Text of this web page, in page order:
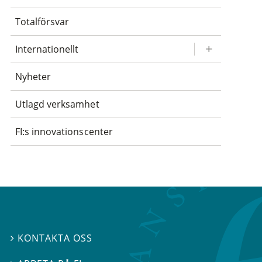
Totalförsvar
Internationellt
Nyheter
Utlagd verksamhet
FI:s innovationscenter
 KONTAKTA OSS